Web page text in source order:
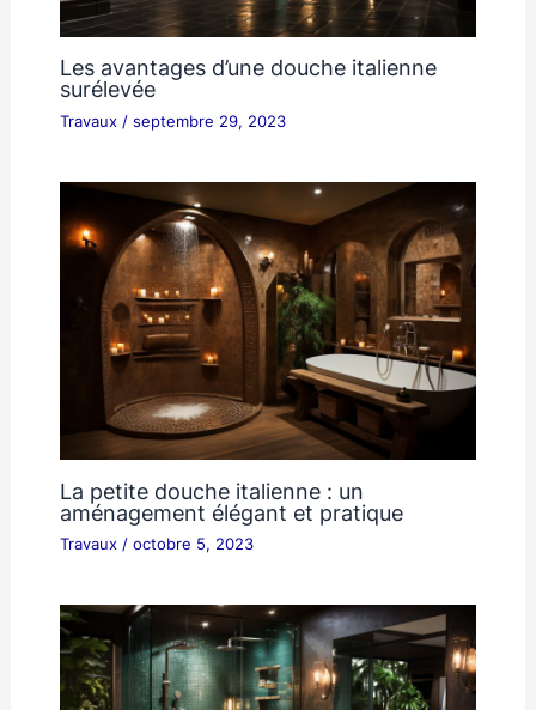
Les avantages d’une douche italienne
surélevée
Travaux/ septembre 29, 2023
La petite douche italienne : un
aménagement élégant et pratique
Travaux/ octobre 5, 2023